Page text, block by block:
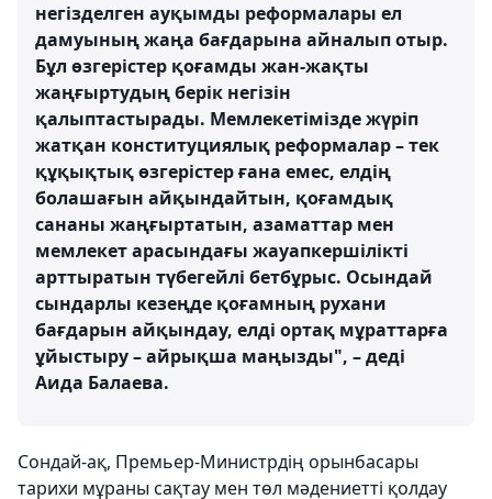
негізделген ауқымды реформалары ел
дамуының жаңа бағдарына айналып отыр.
Бұл өзгерістер қоғамды жан-жақты
жаңғыртудың берік негізін
қалыптастырады. Мемлекетімізде жүріп
жатқан конституциялық реформалар – тек
құқықтық өзгерістер ғана емес, елдің
болашағын айқындайтын, қоғамдық
сананы жаңғыртатын, азаматтар мен
мемлекет арасындағы жауапкершілікті
арттыратын түбегейлі бетбұрыс. Осындай
сындарлы кезеңде қоғамның рухани
бағдарын айқындау, елді ортақ мұраттарға
ұйыстыру – айрықша маңызды", – деді
Аида Балаева.
Сондай-ақ, Премьер-Министрдің орынбасары
тарихи мұраны сақтау мен төл мәдениетті қолдау